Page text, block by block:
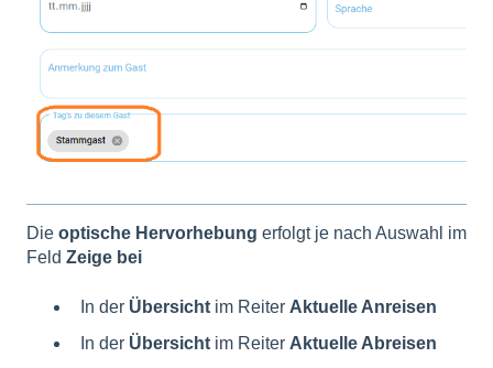
Die optische Hervorhebung erfolgt je nach Auswahl im
Feld Zeige bei
In der Übersicht im Reiter Aktuelle Anreisen
In der Übersicht im Reiter Aktuelle Abreisen